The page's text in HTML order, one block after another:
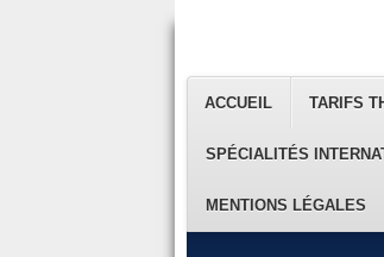
ACCUEIL TARIFS
SPÉCIALITÉS
MENTIONS LÉGALES